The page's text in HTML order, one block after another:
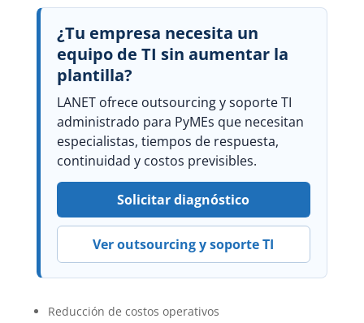
¿Tu empresa necesita un
equipo de TI sin aumentar la
plantilla?
LANET ofrece outsourcing y soporte TI
administrado para PyMEs que necesitan
especialistas, tiempos de respuesta,
continuidad y costos previsibles.
Solicitar diagnóstico
Ver outsourcing y soporte TI
Reducción de costos operativos